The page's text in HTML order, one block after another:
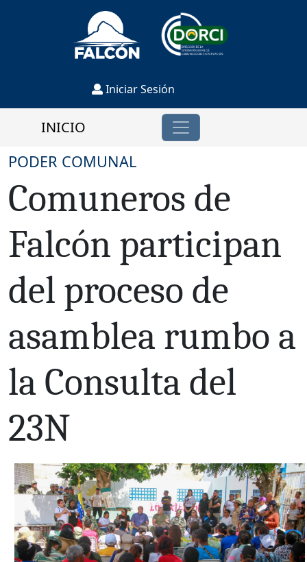
Iniciar Sesión
INICIO
PODER COMUNAL
Comuneros de
Falcón participan
del proceso de
asamblea rumbo a
la Consulta del
23N